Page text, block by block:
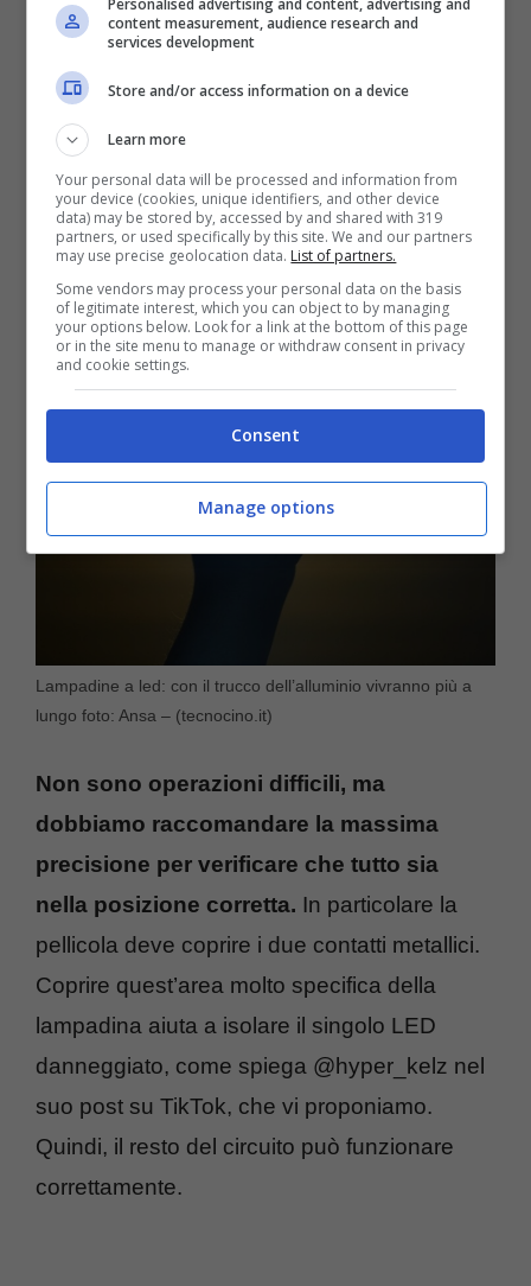
esserci un mini segno nero da qualche parte
affilato, non dovrebbe essere difficile
eliminare la parte gialla e sostituirla con il
foglio di alluminio. Si può fissare il foglio in
posizione con un piccolo pezzo di nastro
adesivo.
Lampadine a led: con il trucco dell’alluminio vivranno più a
lungo foto: Ansa – (tecnocino.it)
Non sono operazioni difficili, ma
dobbiamo raccomandare la massima
precisione per verificare che tutto sia
nella posizione corretta. In particolare la
pellicola deve coprire i due contatti metallici.
Coprire quest’area molto specifica della
lampadina aiuta a isolare il singolo LED
danneggiato, come spiega @hyper_kelz nel
suo post su TikTok, che vi proponiamo.
Quindi, il resto del circuito può funzionare
correttamente.
Personalised advertising and content, advertising and
content measurement, audience research and
services development
Store and/or access information on a device
Learn more
Your personal data will be processed and information from
your device (cookies, unique identifiers, and other device
data) may be stored by, accessed by and shared with 319
partners, or used specifically by this site. We and our partners
may use precise geolocation data. List of partners.
Some vendors may process your personal data on the basis
of legitimate interest, which you can object to by managing
your options below. Look for a link at the bottom of this page
or in the site menu to manage or withdraw consent in privacy
and cookie settings.
Consent
Manage options